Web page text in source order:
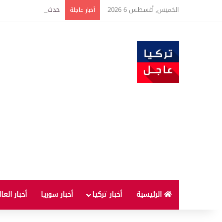
الخميس, أغسطس 6 2026 أخبار عاجلة حدث فريد من نوعه بين
الرئيسية أخبار تركيا أخبار سوريا أخبار